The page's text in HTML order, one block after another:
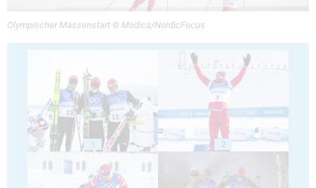
Olympischer Massenstart © Modica/NordicFocus
1 2